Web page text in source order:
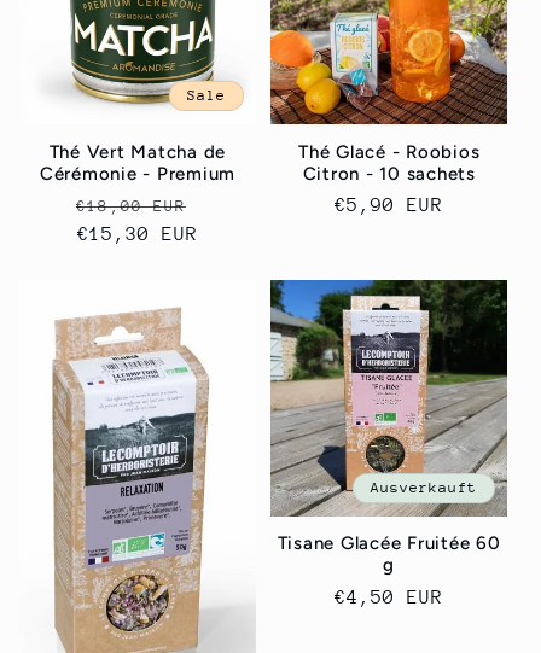
Sale
Thé Vert Matcha de
Cérémonie - Premium
Normaler
Preis
€18,00 EUR
Verkaufspreis
€15,30 EUR
Thé Glacé - Roobios
Citron - 10 sachets
Normaler
€5,90 EUR
Ausverkauft
Tisane Glacée Fruitée 60
g
Normaler
€4,50 EUR